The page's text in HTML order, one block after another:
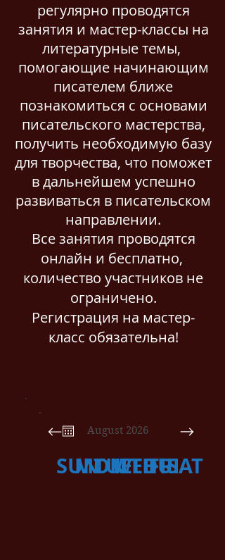
регулярно проводятся
занятия и мастер-классы на
литературные темы,
помогающие начинающим
писателем ближе
познакомиться с основами
писательского мастерства,
получить необходимую базу
для творчества, что поможет
в дальнейшем успешно
развиваться в писательском
направлении.
Все занятия проводятся
онлайн и бесплатно,
количество участников не
ограничено.
Регистрация на мастер-
класс обязательна!
August 2026
SUN
MON
TUEWED
THU
FRISAT